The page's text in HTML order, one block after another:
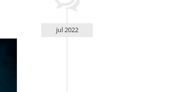
jul 2022